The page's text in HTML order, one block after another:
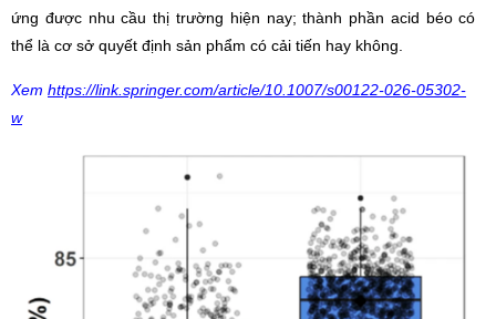
ứng được nhu cầu thị trường hiện nay; thành phần acid béo có
thể là cơ sở quyết định sản phẩm có cải tiến hay không.
Xem https://link.springer.com/article/10.1007/s00122-026-05302-
w